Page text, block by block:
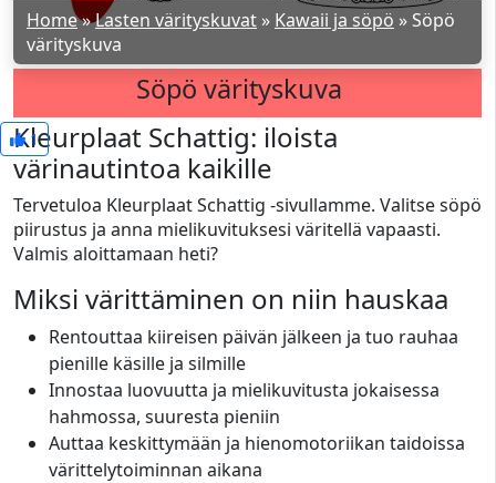
Home»Lasten värityskuvat » Kawaii ja söpö »Söpö
värityskuva
Söpö värityskuva
1
Kleurplaat Schattig: iloista
värinautintoa kaikille
Tervetuloa Kleurplaat Schattig -sivullamme. Valitse söpö
piirustus ja anna mielikuvituksesi väritellä vapaasti.
Valmis aloittamaan heti?
Miksi värittäminen on niin hauskaa
Rentouttaa kiireisen päivän jälkeen ja tuo rauhaa
pienille käsille ja silmille
Innostaa luovuutta ja mielikuvitusta jokaisessa
hahmossa, suuresta pieniin
Auttaa keskittymään ja hienomotoriikan taidoissa
värittelytoiminnan aikana